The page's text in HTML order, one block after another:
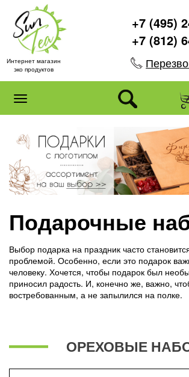
Интернет магазин
эко продуктов
+7 (495)
+7 (812)
Подарочные
Выбор подарка на праздник часто
проблемой. Особенно, если это подарок
человеку. Хочется, чтобы подарок был
приносил радость. И, конечно же, важно,
востребованным, а не запылился на полке.
ОРЕХОВЫЕ